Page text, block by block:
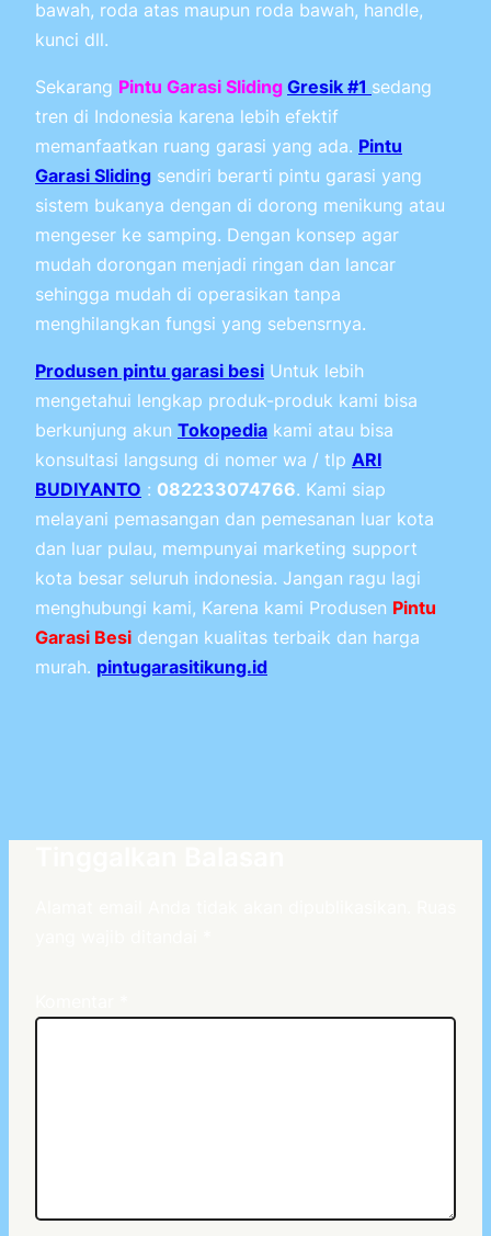
bawah, roda atas maupun roda bawah, handle,
kunci dll.
Sekarang Pintu Garasi Sliding Gresik #1 sedang
tren di Indonesia karena lebih efektif
memanfaatkan ruang garasi yang ada. Pintu
Garasi Sliding sendiri berarti pintu garasi yang
sistem bukanya dengan di dorong menikung atau
mengeser ke samping. Dengan konsep agar
mudah dorongan menjadi ringan dan lancar
sehingga mudah di operasikan tanpa
menghilangkan fungsi yang sebensrnya.
Produsen pintu garasi besi Untuk lebih
mengetahui lengkap produk-produk kami bisa
berkunjung akun Tokopedia kami atau bisa
konsultasi langsung di nomer wa / tlp ARI
BUDIYANTO : 082233074766. Kami siap
melayani pemasangan dan pemesanan luar kota
dan luar pulau, mempunyai marketing support
kota besar seluruh indonesia. Jangan ragu lagi
menghubungi kami, Karena kami Produsen Pintu
Garasi Besi dengan kualitas terbaik dan harga
murah. pintugarasitikung.id